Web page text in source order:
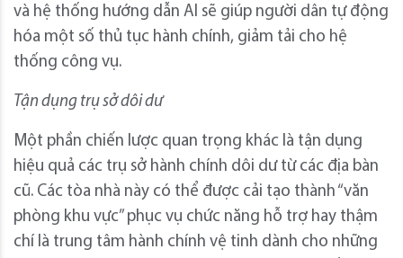
và hệ thống hướng dẫn AI sẽ giúp người dân tự động
hóa một số thủ tục hành chính, giảm tải cho hệ
thống công vụ.
Tận dụng trụ sở dôi dư
Một phần chiến lược quan trọng khác là tận dụng
hiệu quả các trụ sở hành chính dôi dư từ các địa bàn
cũ. Các tòa nhà này có thể được cải tạo thành “văn
phòng khu vực” phục vụ chức năng hỗ trợ hay thậm
chí là trung tâm hành chính vệ tinh dành cho những